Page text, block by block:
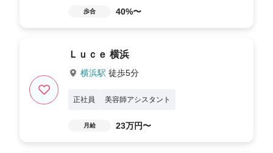
歩合 40%〜
Ｌｕｃｅ 横浜
横浜駅 徒歩5分
正社員 美容師アシスタント
月給 23万円〜